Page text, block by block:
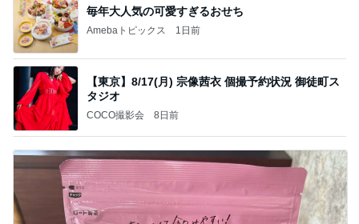
毎年大人気の可愛すぎるおせち
Amebaトピックス 1日前
【東京】8/17(月) 宗像茜衣 個撮予約状況 御徒町ス
タジオ
COCO撮影会 8日前